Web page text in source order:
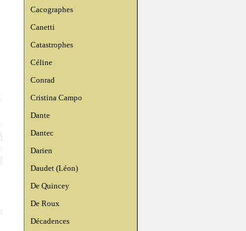
Cacographes
Canetti
Catastrophes
Céline
Conrad
Cristina Campo
Dante
Dantec
Darien
Daudet (Léon)
De Quincey
De Roux
Décadences